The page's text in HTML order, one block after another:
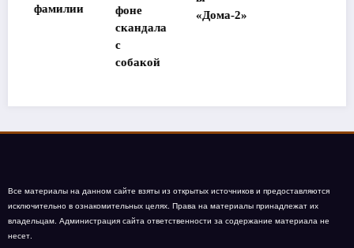
фамилии
фоне
скандала
собакой
«Дома-2»
Все материалы на данном сайте взяты из открытых источников и предоставляются
исключительно в ознакомительных целях. Права на материалы принадлежат их
владельцам. Администрация сайта ответственности за содержание материала не
несет.